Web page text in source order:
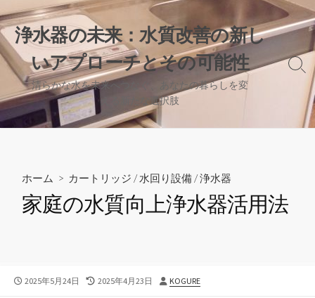
コ
ン
テ
ン
へ
ス
キ
浄水器の未来：水質改善の新し
いアプローチとその可能性
清らかな水を未来へつなぐ、あなたの暮らしを変
える新たな選択肢
検
り
替
ホーム > カートリッジ /水回り設備 /浄水器
家庭の水質向上浄水器活用法
公
2025年5月24日
最
2025年4月23日
投
KOGURE